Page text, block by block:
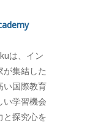
は、イン
が集結した
い国際教育
い学習機会
と探究心を